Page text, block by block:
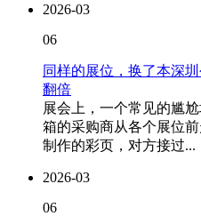
2026-03
06
同样的展位，换了本深
翻倍
展会上，一个常见的尴
箱的采购商从各个展位
制作的彩页，对方接过...
2026-03
06